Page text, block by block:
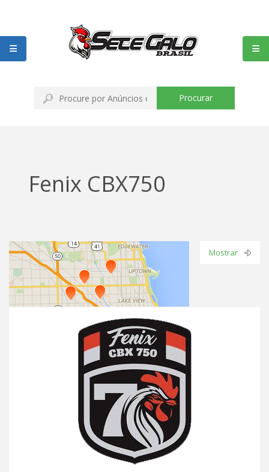
Procurar
Fenix CBX750
Mostrar